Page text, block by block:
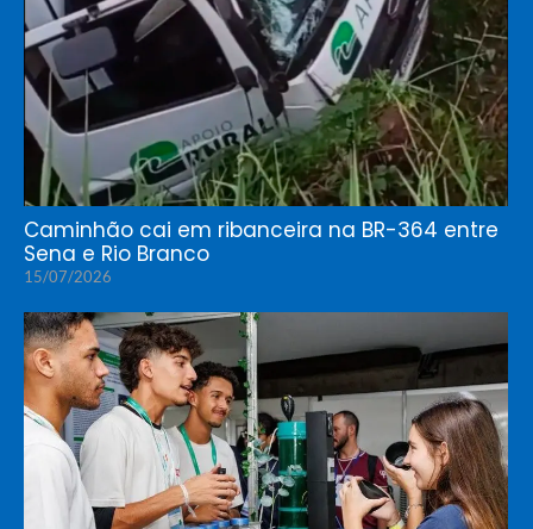
Caminhão cai em ribanceira na BR-364 entre
Sena e Rio Branco
15/07/2026